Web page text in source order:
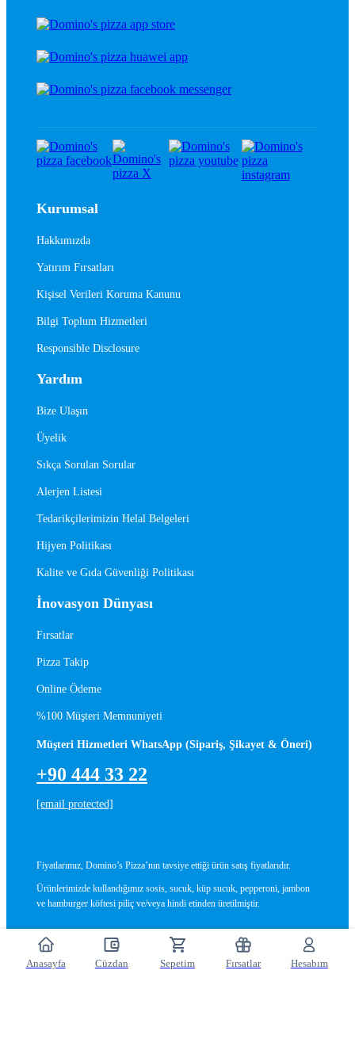
Anasayfa Cüzdan Sepetim Fırsatlar Hesabım
Kurumsal
Hakkımızda
Yatırım Fırsatları
Kişisel Verileri Koruma Kanunu
Bilgi Toplum Hizmetleri
Responsible Disclosure
Yardım
Bize Ulaşın
Üyelik
Sıkça Sorulan Sorular
Alerjen Listesi
Tedarikçilerimizin Helal Belgeleri
Hijyen Politikası
Kalite ve Gıda Güvenliği Politikası
İnovasyon Dünyası
Fırsatlar
Pizza Takip
Online Ödeme
%100 Müşteri Memnuniyeti
Müşteri Hizmetleri WhatsApp (Sipariş, Şikayet & Öneri)
+90 444 33 22
[email protected]
Fiyatlarımız, Domino’s Pizza’nın tavsiye ettiği ürün satış fiyatlarıdır.
Ürünlerimizde kullandığımız sosis, sucuk, küp sucuk, pepperoni, jambon
ve hamburger köftesi piliç ve/veya hindi etinden üretilmiştir.